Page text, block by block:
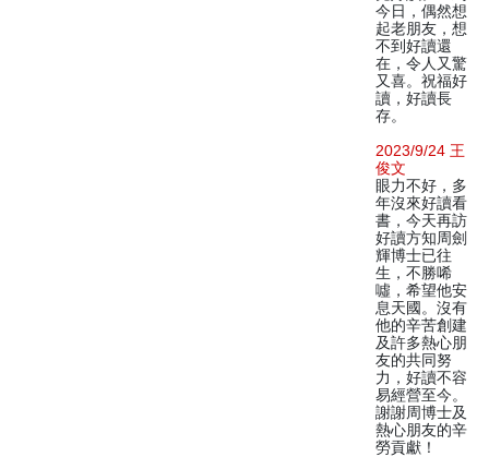
今日，偶然想
起老朋友，想
不到好讀還
在，令人又驚
又喜。祝福好
讀，好讀長
存。
2023/9/24 王
俊文
眼力不好，多
年沒來好讀看
書，今天再訪
好讀方知周劍
輝博士已往
生，不勝唏
噓，希望他安
息天國。沒有
他的辛苦創建
及許多熱心朋
友的共同努
力，好讀不容
易經營至今。
謝謝周博士及
熱心朋友的辛
勞貢獻！